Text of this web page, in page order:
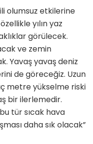
olumsuz etkilerine
yılın yaz
görülecek.
ve zemin
Yavaş yavaş deniz
de göreceğiz. Uzun
metre yükselme riski
bir ilerlemedir.
tür sıcak hava
daha sık olacak”